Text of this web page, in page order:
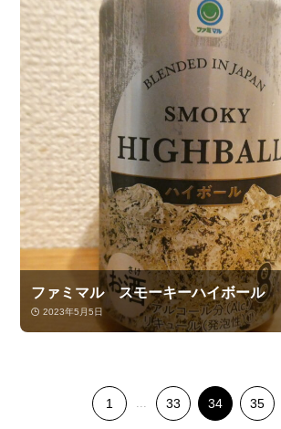
ファミマル スモーキーハイボール
2023年5月5日
1 ... 33 34 35